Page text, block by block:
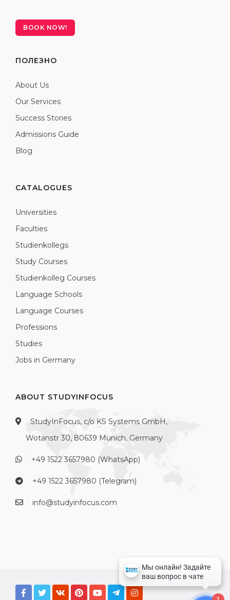
BOOK NOW!
ПОЛЕЗНО
About Us
Our Services
Success Stories
Admissions Guide
Blog
CATALOGUES
Universities
Faculties
Studienkollegs
Study Courses
Studienkolleg Courses
Language Schools
Language Courses
Professions
Studies
Jobs in Germany
ABOUT STUDYINFOCUS
StudyInFocus, c/o KS Systems GmbH,
Wotanstr 30, 80639 Munich, Germany
+49 1522 3657980 (WhatsApp)
+49 1522 3657980 (Telegram)
info@studyinfocus.com